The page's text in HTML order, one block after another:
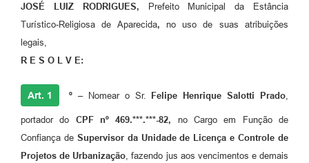
Participe mais
Contas Públicas
Telefones Úteis
Agenda
JOSÉ LUIZ RODRIGUES, Prefeito Municipal da Estância
Turístico-Religiosa de Aparecida, no uso de suas atribuições
legais,
R E S O L V E:
Art. 1 º – Nomear o Sr. Felipe Henrique Salotti Prado
portador do CPF nº 469.***.***-82, no Cargo em Função de
Confiança de Supervisor da Unidade de Licença e Controle de
Projetos de Urbanização , fazendo jus aos vencimentos e demais